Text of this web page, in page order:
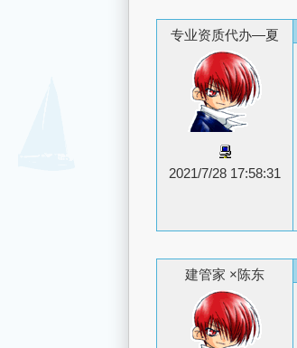
专业资质代办—夏
2021/7/28 17:58:31
建管家 ×陈东